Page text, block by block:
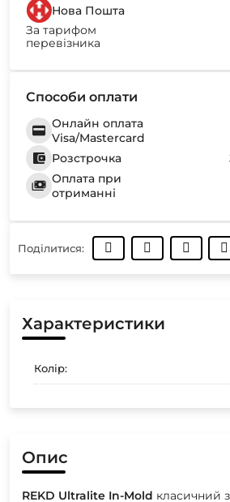
Нова Пошта
За тарифом
перевізника
Способи оплати
Онлайн оплата
Visa/Mastercard
Розстрочка
Оплата при
отриманні
Поділитися:
Характеристики
Колір:
Опис
REKD Ultralite In-Mold класичний